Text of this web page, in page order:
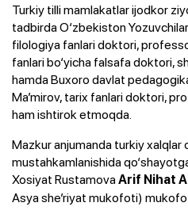
Turkiy tilli mamlakatlar ijodkor
tadbirda O‘zbekiston
filologiya fanlari doktori,
fanlari bo‘yicha falsafa doktori,
hamda Buxoro davlat
Ma’mirov, tarix fanlari doktori,
ham ishtirok etmoqda.
Mazkur anjumanda turkiy xalqlar
mustahkamlanishida
Xosiyat RustamovaArif Nihat
Asya she’riyat mukofoti)